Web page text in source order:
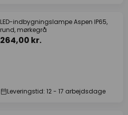
LED-indbygningslampe Aspen IP65,
rund, mørkegrå
264,00 kr.
Leveringstid: 12 - 17 arbejdsdage